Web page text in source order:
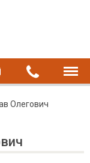
Олегович